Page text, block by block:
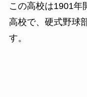
この高校は1901年
高校で、硬式野球
す。